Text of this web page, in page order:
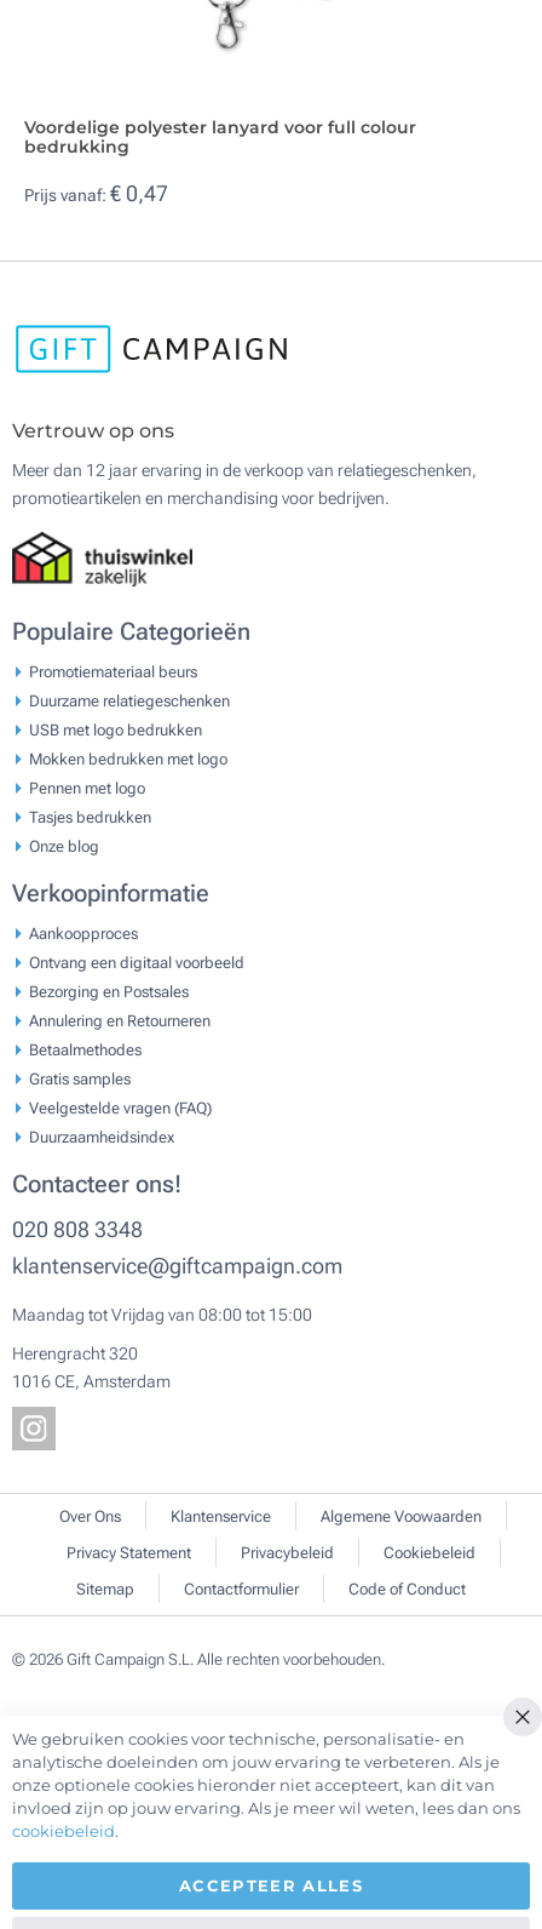
Voordelige polyester lanyard voor full colour
bedrukking
Prijs vanaf: € 0,47
Vertrouw op ons
Meer dan 12 jaar ervaring in de verkoop van relatiegeschenken,
promotieartikelen en merchandising voor bedrijven.
Populaire Categorieën
Promotiemateriaal beurs
Duurzame relatiegeschenken
USB met logo bedrukken
Mokken bedrukken met logo
Pennen met logo
Tasjes bedrukken
Onze blog
Verkoopinformatie
Aankoopproces
Ontvang een digitaal voorbeeld
Bezorging en Postsales
Annulering en Retourneren
Betaalmethodes
Gratis samples
Veelgestelde vragen (FAQ)
Duurzaamheidsindex
Contacteer ons!
020 808 3348
klantenservice@giftcampaign.com
Maandag tot Vrijdag van 08:00 tot 15:00
Herengracht 320
1016 CE, Amsterdam
Over Ons Klantenservice
Algemene Voowaarden
Privacy Statement
Privacybeleid
Cookiebeleid
Sitemap
Contactformulier Code of Conduct
© 2026 Gift Campaign S.L. Alle rechten voorbehouden.
We gebruiken cookies voor technische, personalisatie- en
analytische doeleinden om jouw ervaring te verbeteren. Als je
onze optionele cookies hieronder niet accepteert, kan dit van
invloed zijn op jouw ervaring. Als je meer wil weten, lees dan ons
cookiebeleid.
ACCEPTEER ALLES